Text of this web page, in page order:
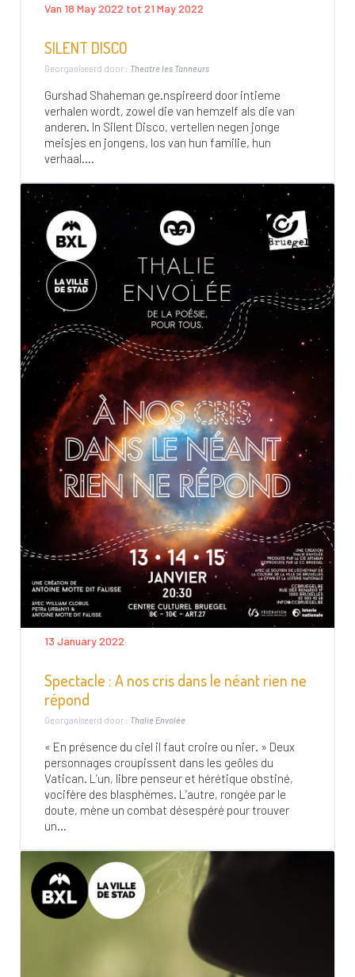
Van 18 May 2022 tot 21 May 2022
SILENT DISCO
Georganiseerd door : Theatre les Tanneurs
Gurshad Shaheman ge.nspireerd door intieme
verhalen wordt, zowel die van hemzelf als die van
anderen. In Silent Disco, vertellen negen jonge
meisjes en jongens, los van hun familie, hun
verhaal....
13 January 2022
Spectacle : A nos cris dans le néant rien ne
répond
Georganiseerd door : Thalie Envolée
« En présence du ciel il faut croire ou nier. » Deux
personnages croupissent dans les geôles du
Vatican. L’un, libre penseur et hérétique obstiné,
vocifère des blasphèmes. L’autre, rongée par le
doute, mène un combat désespéré pour trouver
un...